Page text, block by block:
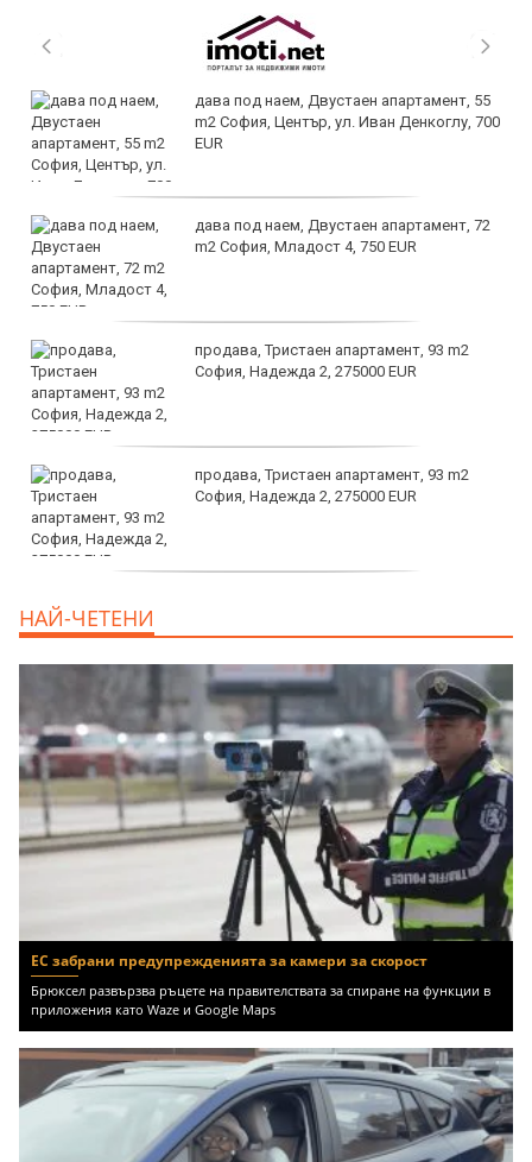
дава под наем, Двустаен апартамент, 55
m2 София, Център, ул. Иван Денкоглу, 700
EUR
дава под наем, Двустаен апартамент, 72
m2 София, Младост 4, 750 EUR
продава, Тристаен апартамент, 93 m2
София, Надежда 2, 275000 EUR
продава, Тристаен апартамент, 93 m2
София, Надежда 2, 275000 EUR
НАЙ-ЧЕТЕНИ
ЕС забрани предупрежденията за камери за скорост
Брюксел развързва ръцете на правителствата за спиране на функции в
приложения като Waze и Google Maps